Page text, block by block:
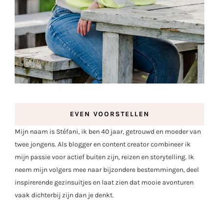
EVEN VOORSTELLEN
Mijn naam is Stéfani, ik ben 40 jaar, getrouwd en moeder van
twee jongens. Als blogger en content creator combineer ik
mijn passie voor actief buiten zijn, reizen en storytelling. Ik
neem mijn volgers mee naar bijzondere bestemmingen, deel
inspirerende gezinsuitjes en laat zien dat mooie avonturen
vaak dichterbij zijn dan je denkt.